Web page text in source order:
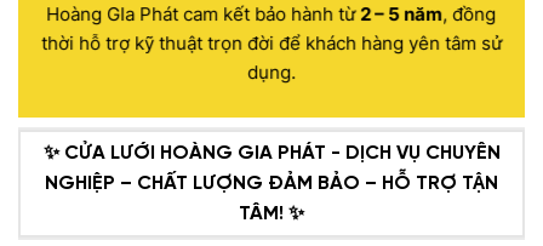
Hoàng GIa Phát cam kết bảo hành từ 2 – 5 năm, đồng
thời hỗ trợ kỹ thuật trọn đời để khách hàng yên tâm sử
dụng.
✨ CỬA LƯỚI HOÀNG GIA PHÁT - DỊCH VỤ CHUYÊN
NGHIỆP – CHẤT LƯỢNG ĐẢM BẢO – HỖ TRỢ TẬN
TÂM! ✨